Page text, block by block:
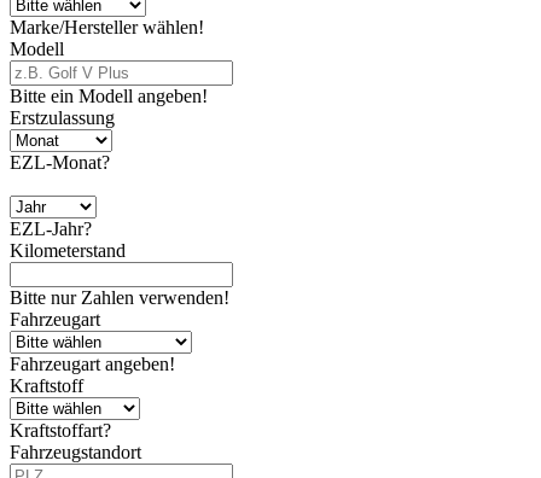
Marke/Hersteller wählen!
Modell
Bitte ein Modell angeben!
Erstzulassung
EZL-Monat?
EZL-Jahr?
Kilometerstand
Bitte nur Zahlen verwenden!
Fahrzeugart
Fahrzeugart angeben!
Kraftstoff
Kraftstoffart?
Fahrzeugstandort